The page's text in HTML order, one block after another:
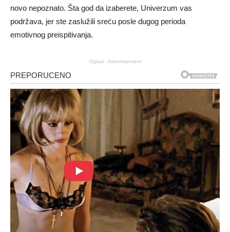
novo nepoznato. Šta god da izaberete, Univerzum vas
podržava, jer ste zaslužili sreću posle dugog perioda
emotivnog preispitivanja.
Oglasi - Advertisement